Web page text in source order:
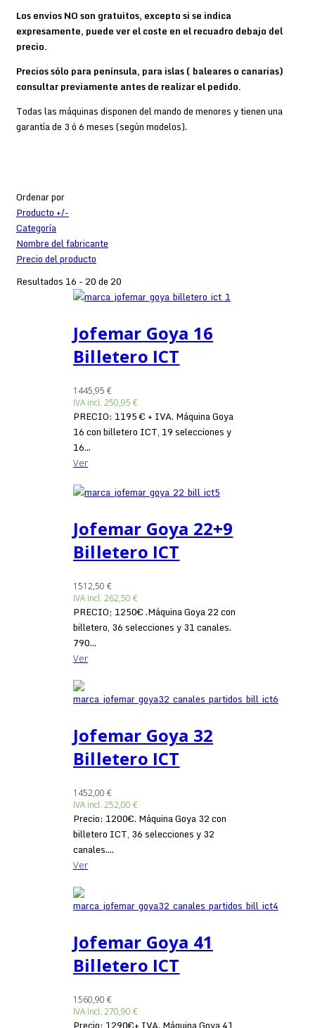
Los envíos NO son gratuitos, excepto si se indica
expresamente, puede ver el coste en el recuadro debajo del
precio.
Precios sólo para península, para islas ( baleares o canarias)
consultar previamente antes de realizar el pedido.
Todas las máquinas disponen del mando de menores y tienen una
garantía de 3 ó 6 meses (según modelos).
Ordenar por
Producto +/-
Categoría
Nombre del fabricante
Precio del producto
Resultados 16 - 20 de 20
Jofemar Goya 16
Billetero ICT
1445,95 €
IVA incl. 250,95 €
PRECIO: 1195 € + IVA. Máquina Goya
16 con billetero ICT, 19 selecciones y
16...
Ver
Jofemar Goya 22+9
Billetero ICT
1512,50 €
IVA incl. 262,50 €
PRECIO; 1250€ .Máquina Goya 22 con
billetero, 36 selecciones y 31 canales.
790...
Ver
Jofemar Goya 32
Billetero ICT
1452,00 €
IVA incl. 252,00 €
Precio: 1200€. Máquina Goya 32 con
billetero ICT, 36 selecciones y 32
canales....
Ver
Jofemar Goya 41
Billetero ICT
1560,90 €
IVA incl. 270,90 €